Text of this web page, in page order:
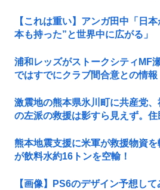
【これは重い】アンガ田中「日
本も持った”と世界中に広がる」
浦和レッズがストークシティ
ではすでにクラブ間合意との情報
激震地の熊本県氷川町に共産党
の左派の救援は影すら見えず。住
熊本地震支援に米軍が救援物資
が飲料水約16トンを空輸！
【画像】PS6のデザイン予想して